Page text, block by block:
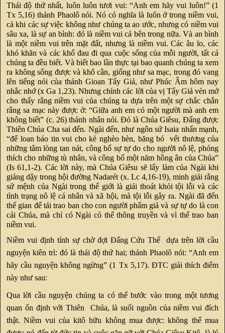
Thái độ thứ nhất, luôn luôn tươi vui: “Anh em hãy vui luôn!” (1
Tx 5,16) thánh Phaolô nói. Nó có nghĩa là luôn ở trong niềm vui,
cả khi các sự việc không như chúng ta ao ước, nhưng có niềm vui
sâu xa, là sự an bình: đó là niềm vui cả bên trong nữa. Và an bình
là một niềm vui trên mặt đất, nhưng là niềm vui. Các âu lo, các
khó khăn và các khổ đau đi qua cuộc sống của mỗi người, tất cả
chúng ta đều biết. Và biết bao lần thực tại bao quanh chúng ta xem
ra không sống được và khô cằn, giống như sa mạc, trong đó vang
lên tiếng nói của thánh Gioan Tẩy Giả, như Phúc Âm hôm nay
nhắc nhớ (x Ga 1,23). Nhưng chính các lời của vị Tẩy Giả vén mở
cho thấy rằng niềm vui của chúng ta dựa trên một sự chắc chắn
rằng sa mạc này được ở: “Giữa anh em có một người mà anh em
không biết” (c. 26) thánh nhân nói. Đó là Chúa Giêsu, Đấng được
Thiên Chúa Cha sai đến. Ngài đến, như ngôn sứ Isaia nhấn mạnh,
“để loan báo tin vui cho kẻ nghèo hèn, băng bó vết thương của
những tâm lòng tan nát, công bố sự tự do cho người nô lệ, phóng
thích cho những tù nhân, và công bố một năm hồng ân của Chúa”
(Is 61,1-2). Các lời này, mà Chúa Giêsu sẽ lấy làm của Ngài khi
giảng dậy trong hội đường Nadarét (x. Lc 4,16-19), minh giải rằng
sứ mệnh của Ngài trong thế giới là giải thoát khỏi tội lỗi và các
tình trạng nô lệ cá nhân và xã hội, mà tội lỗi gây ra. Ngài đã đến
thế gian để tái trao ban cho con người phẩm giá và sự tự do là con
cái Chúa, mà chỉ có Ngài có thể thông truyền và vì thế trao ban
niềm vui.
Niềm vui định tính sự chờ đợi Đấng Cứu Thế dựa trên lời cầu
nguyện kiên trì: đó là thái độ thứ hai; thánh Phaolô nói: “Anh em
hãy cầu nguyện không ngừng” (1 Tx 5,17). ĐTC giải thích điểm
này như sau:
Qua lời cầu nguyện chúng ta có thể bước vào trong một tương
quan ổn định với Thiên Chúa, là suối nguồn của niềm vui đích
thật. Niềm vui của kitô hữu không mua được: không thể mua